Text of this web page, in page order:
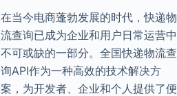
在当今电商蓬勃发展的时代，快递物
流查询已成为企业和用户日常运营中
不可或缺的一部分。全国快递物流查
询API作为一种高效的技术解决方
案，为开发者、企业和个人提供了便